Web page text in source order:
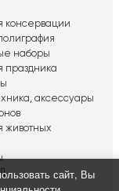
консервации
наборы
праздника
аксессуары
животных
сайт, Вы